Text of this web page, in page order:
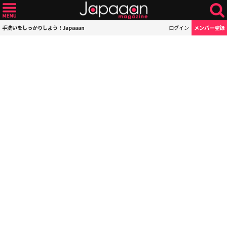
手洗いをしっかりしよう！Japaaan ログイン メンバー登録